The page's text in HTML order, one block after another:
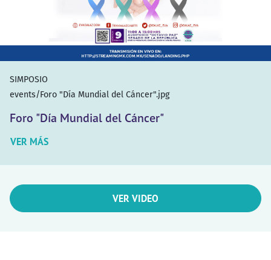
SIMPOSIO
events/Foro "Día Mundial del Cáncer".jpg
Foro "Día Mundial del Cáncer"
VER MÁS
VER VIDEO